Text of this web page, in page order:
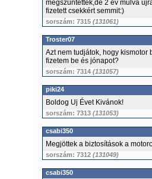
megszüntették,de 2 év mulva
fizetett csekkért semmit:)
sorszám: 7315 (131061)
Troster07
Azt nem tudjátok, hogy kismotor
fizetem be és jónapot?
sorszám: 7314 (131057)
piki24
Boldog Uj Évet Kivánok!
sorszám: 7313 (131053)
csabi350
Megjöttek a biztosítások a
sorszám: 7312 (131049)
csabi350